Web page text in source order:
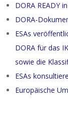
DORA READY
DORA-
ESAs
DORA für das
sowie die
ESAs
Europäische